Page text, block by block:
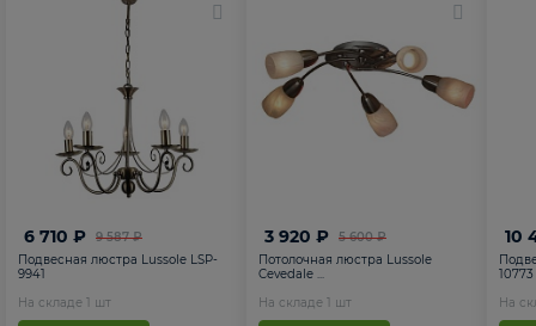
9 587 ₽
6 710 ₽
Подвесная люстра Lussole LSP-
9941
На складе 1 шт
5 600 ₽
3 920 ₽
Потолочная люстра Lussole
Cevedale ...
На складе 1 шт
10
10773
На